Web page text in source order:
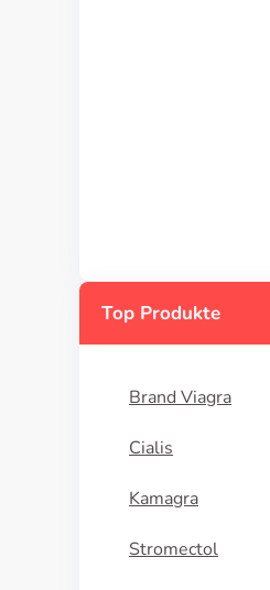
Top Produkte
Brand Viagra
Cialis
Kamagra
Stromectol